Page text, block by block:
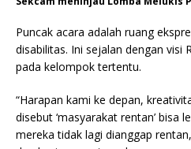
Puncak acara adalah ruang
disabilitas. Ini sejalan dengan visi
pada kelompok tertentu.
“Harapan kami ke depan,
disebut ‘masyarakat rentan’ bisa
mereka tidak lagi dianggap